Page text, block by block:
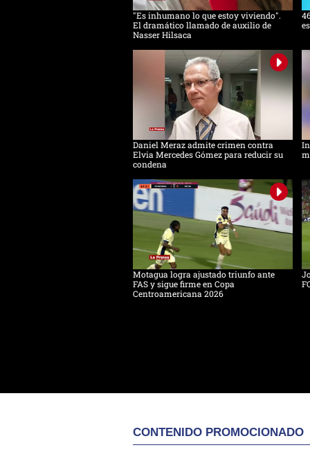
"Es inhumano lo que estoy viviendo".
El dramático llamado de auxilio de
Nasser Hilsaca
Daniel Meraz admite crimen contra
Elvia Mercedes Gómez para reducir su
condena
Motagua logra ajustado triunfo ante
FAS y sigue firme en Copa
Centroamericana 2026
CONTENIDO PROMOCIONADO